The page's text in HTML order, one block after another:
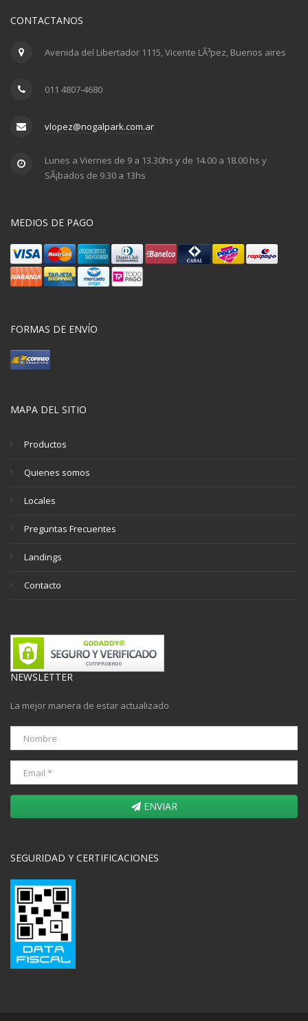
CONTACTANOS
Avenida del Libertador 1115, Vicente LÃ³pez, Buenos aires
011 4807-4680
vlopez@nogalpark.com.ar
Lunes a Viernes de 9 a 13.30hs y de 14.00 a 18.00 hs y
SÃ¡bados de 9.30 a 13hs
MEDIOS DE PAGO
FORMAS DE ENVÍO
MAPA DEL SITIO
Productos
Quienes somos
Locales
Preguntas Frecuentes
Landings
Contacto
NEWSLETTER
La mejor manera de estar actualizado
ENVIAR
SEGURIDAD Y CERTIFICACIONES